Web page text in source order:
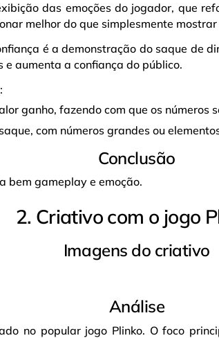
das emoções do jogador, que
melhor do que simplesmente
é a demonstração do saque de
aumenta a confiança do público.
ganho, fazendo com que os números
com números grandes ou
Conclusão
bem gameplay e emoção.
2. Criativo com o jogo
Imagens do criativo
Análise
no popular jogo Plinko. O foco